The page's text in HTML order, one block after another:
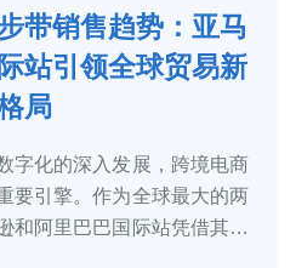
带销售趋势：亚马
站引领全球贸易新
局
字化的深入发展，跨境电商
要引擎。作为全球最大的两
和阿里巴巴国际站凭借其庞